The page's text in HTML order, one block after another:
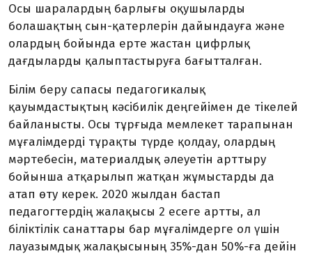
Осы шаралардың барлығы оқушыларды
болашақтың сын-қатерлерін дайындауға және
олардың бойында ерте жастан цифрлық
дағдыларды қалыптастыруға бағытталған.
Білім беру сапасы педагогикалық
қауымдастықтың кәсібилік деңгейімен де тікелей
байланысты. Осы тұрғыда мемлекет тарапынан
мұғалімдерді тұрақты түрде қолдау, олардың
мәртебесін, материалдық әлеуетін арттыру
бойынша атқарылып жатқан жұмыстарды да
атап өту керек. 2020 жылдан бастап
педагогтердің жалақысы 2 есеге артты, ал
біліктілік санаттары бар мұғалімдерге ол үшін
лауазымдық жалақысының 35%-дан 50%-ға дейін